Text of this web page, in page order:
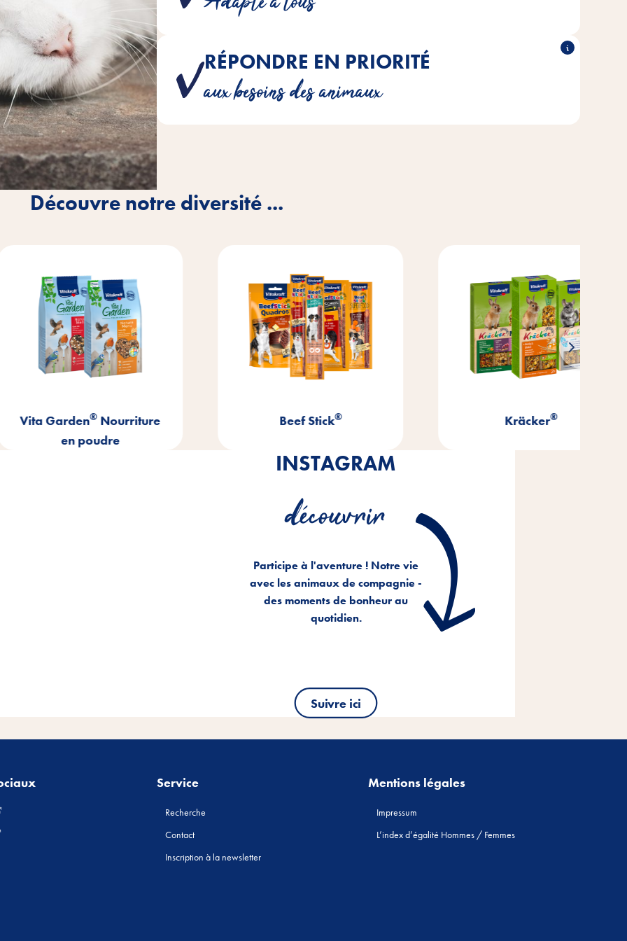
RÉPONDRE EN PRIORITÉ
aux besoins des animaux
Nous recommandons les nutriments dans nos produits uniquement dans la mesure où ils
correspondent aux besoins réels de ton animal préféré.
Découvre notre diversité ...
®Nourriture
en poudre
Beef Stick® Kräcker®
INSTAGRAM
découvrir
Participe à l'aventure ! Notre vie
avec les animaux de compagnie -
des moments de bonheur au
quotidien.
Suivre ici
Service
Recherche
Contact
Inscription à la newsletter
Mentions légales
Impressum
L’index d’égalité Hommes / Femmes